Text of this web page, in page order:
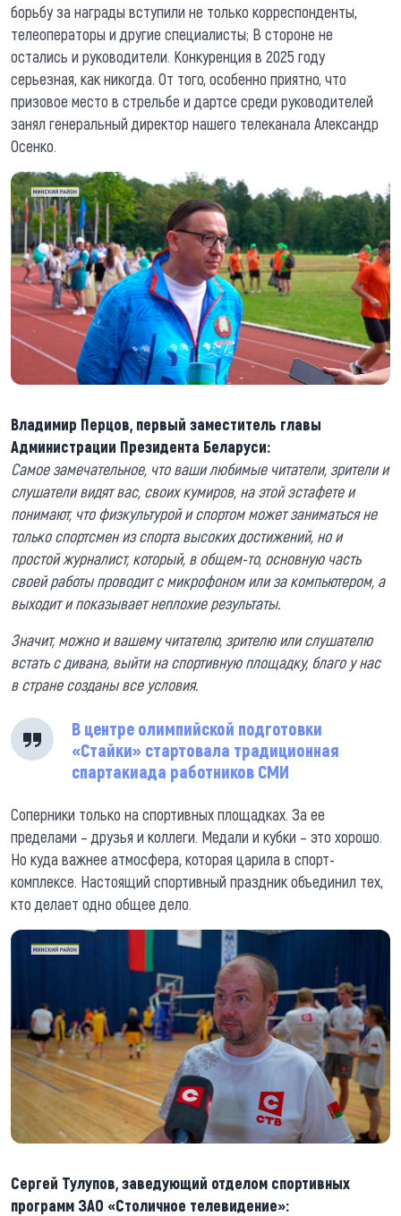
борьбу за награды вступили не только корреспонденты,
телеоператоры и другие специалисты; В стороне не
остались и руководители. Конкуренция в 2025 году
серьезная, как никогда. От того, особенно приятно, что
призовое место в стрельбе и дартсе среди руководителей
занял генеральный директор нашего телеканала Александр
Осенко.
Владимир Перцов, первый заместитель главы
Администрации Президента Беларуси:
Самое замечательное, что ваши любимые читатели, зрители и
слушатели видят вас, своих кумиров, на этой эстафете и
понимают, что физкультурой и спортом может заниматься не
только спортсмен из спорта высоких достижений, но и
простой журналист, который, в общем-то, основную часть
своей работы проводит с микрофоном или за компьютером, а
выходит и показывает неплохие результаты.
Значит, можно и вашему читателю, зрителю или слушателю
встать с дивана, выйти на спортивную площадку, благо у нас
в стране созданы все условия.
В центре олимпийской подготовки
«Стайки» стартовала традиционная
спартакиада работников СМИ
Соперники только на спортивных площадках. За ее
пределами – друзья и коллеги. Медали и кубки – это хорошо.
Но куда важнее атмосфера, которая царила в спорт-
комплексе. Настоящий спортивный праздник объединил тех,
кто делает одно общее дело.
Сергей Тулупов, заведующий отделом спортивных
программ ЗАО «Столичное телевидение»: